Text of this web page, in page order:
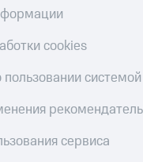
cookies
системой
сервиса